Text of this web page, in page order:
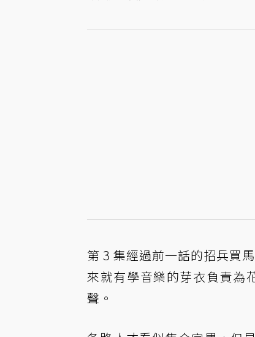
第 3 集經過前一話的招兵買
來就有學音樂的芽衣負責為
聲。